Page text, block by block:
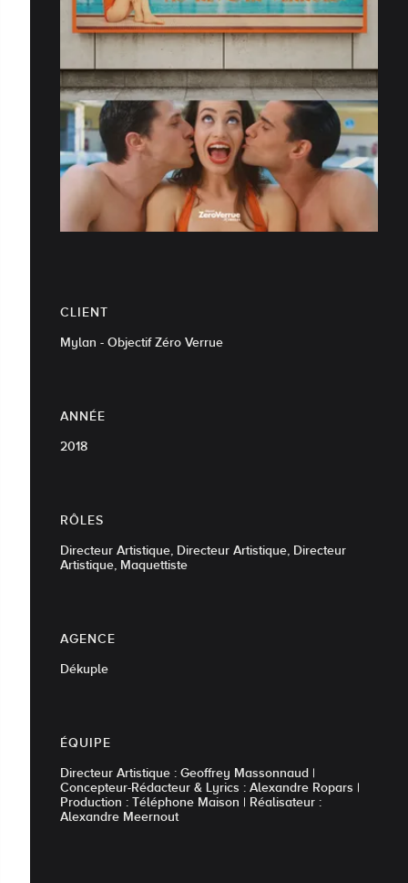
CLIENT
Mylan - Objectif Zéro Verrue
ANNÉE
2018
RÔLES
Directeur Artistique, Directeur Artistique, Directeur
Artistique, Maquettiste
AGENCE
Dékuple
ÉQUIPE
Directeur Artistique : Geoffrey Massonnaud |
Concepteur-Rédacteur & Lyrics : Alexandre Ropars |
Production : Téléphone Maison | Réalisateur :
Alexandre Meernout